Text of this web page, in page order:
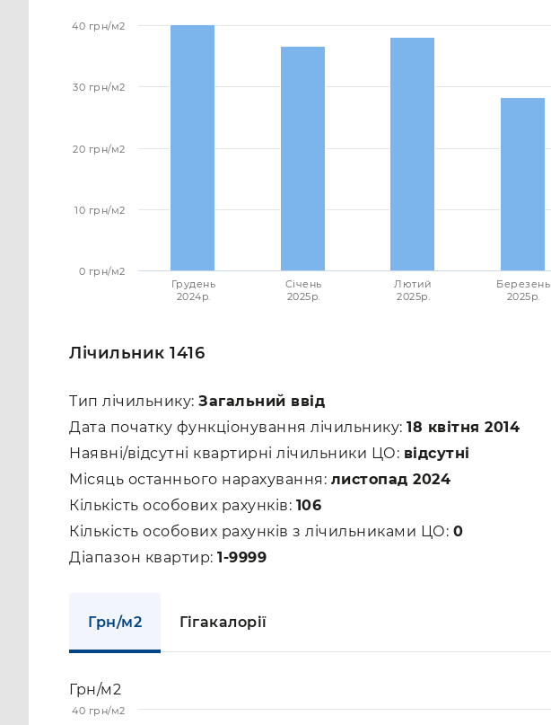
Грудень
2024p.
Січень
2025p.
Лютий
2025p.
Березень
2025p.
0 грн/м2
10 грн/м2
20 грн/м2
30 грн/м2
40 грн/м2
Лічильник 1416
Тип лічильнику: Загальний ввід
Дата початку функціонування лічильнику: 18 квітня 2014
Наявні/відсутні квартирні лічильники ЦО: відсутні
Місяць останнього нарахування: листопад 2024
Кількість особових рахунків: 106
Кількість особових рахунків з лічильниками ЦО: 0
Діапазон квартир: 1-9999
Грн/м2 Гігакалорії
Грн/м2
40 грн/м2